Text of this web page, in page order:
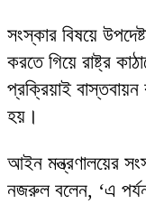
সংস্কার বিষয়ে
করতে গিয়ে রাষ্ট্র
প্রক্রিয়াই
হয়।
আইন মন্ত্রণালয়ের
নজরুল বলেন, ‘এ